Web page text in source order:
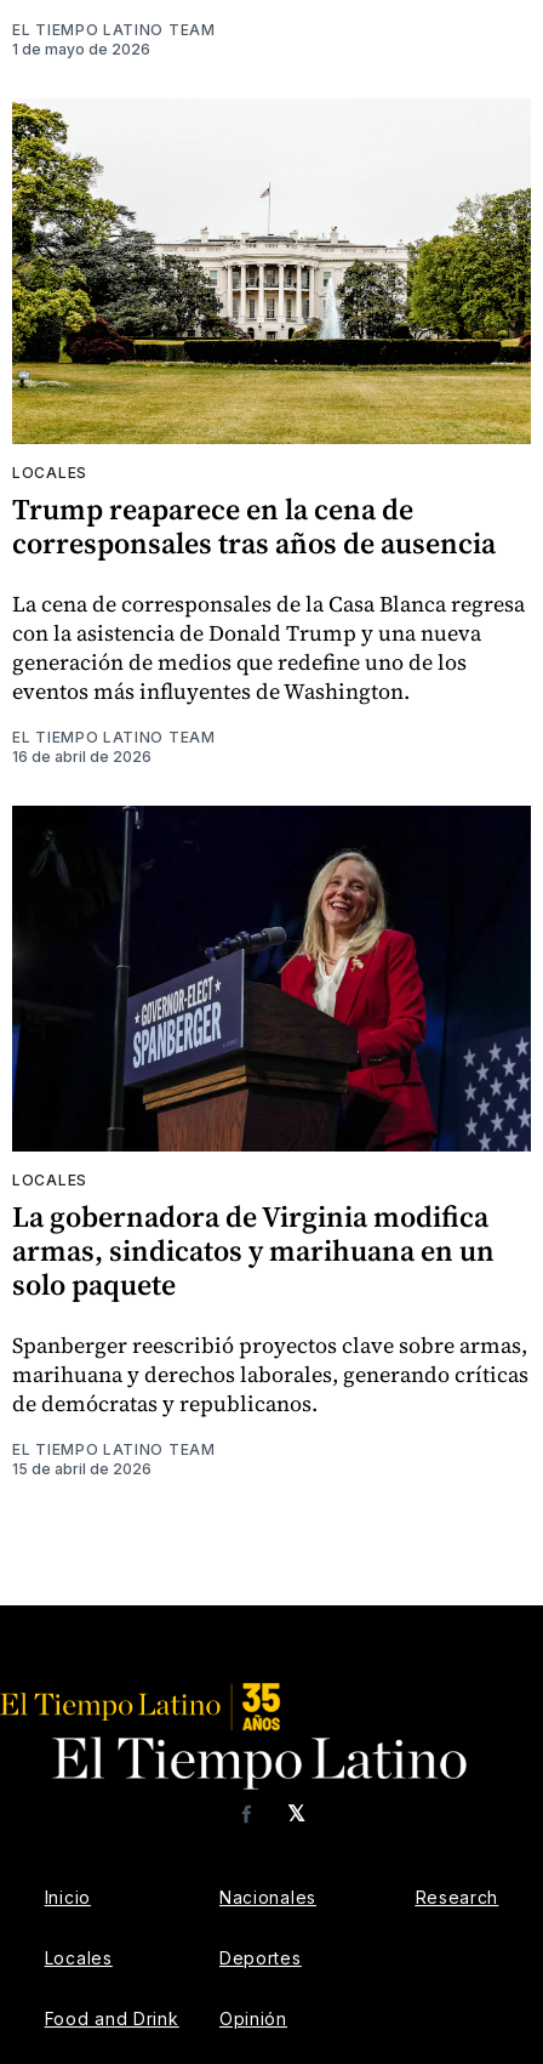
EL TIEMPO LATINO TEAM
1 de mayo de 2026
LOCALES
Trump reaparece en la cena de
corresponsales tras años de ausencia
La cena de corresponsales de la Casa Blanca regresa
con la asistencia de Donald Trump y una nueva
generación de medios que redefine uno de los
eventos más influyentes de Washington.
EL TIEMPO LATINO TEAM
16 de abril de 2026
LOCALES
La gobernadora de Virginia modifica
armas, sindicatos y marihuana en un
solo paquete
Spanberger reescribió proyectos clave sobre armas,
marihuana y derechos laborales, generando críticas
de demócratas y republicanos.
EL TIEMPO LATINO TEAM
15 de abril de 2026
𝕏
Facebook
Inicio
Locales
Food and Drink
Nacionales
Deportes
Opinión
Research